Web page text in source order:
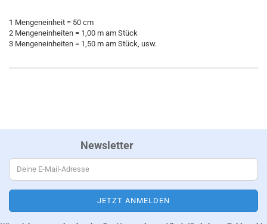
1 Mengeneinheit = 50 cm
2 Mengeneinheiten = 1,00 m am Stück
3 Mengeneinheiten = 1,50 m am Stück, usw.
Newsletter